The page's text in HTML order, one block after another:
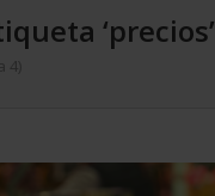
‘precios’
4)